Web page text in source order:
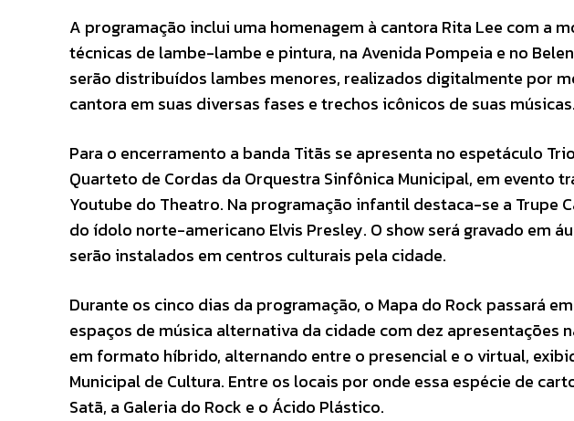
A programação inclui uma homenagem à cantora Rita Lee com a
técnicas de lambe-lambe e pintura, na Avenida Pompeia e no
serão distribuídos lambes menores, realizados digitalmente por
cantora em suas diversas fases e trechos icônicos de suas músicas.
Para o encerramento a banda Titãs se apresenta no espetáculo
Quarteto de Cordas da Orquestra Sinfônica Municipal, em evento
Youtube do Theatro. Na programação infantil destaca-se a Trupe
do ídolo norte-americano Elvis Presley. O show será gravado em
serão instalados em centros culturais pela cidade.
Durante os cinco dias da programação, o Mapa do Rock passará
espaços de música alternativa da cidade com dez apresentações
em formato híbrido, alternando entre o presencial e o virtual,
Municipal de Cultura. Entre os locais por onde essa espécie de
Satã, a Galeria do Rock e o Ácido Plástico.